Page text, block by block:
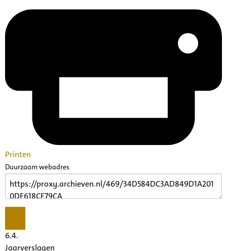
Printen
Duurzaam webadres
6.4.
Jaarverslagen